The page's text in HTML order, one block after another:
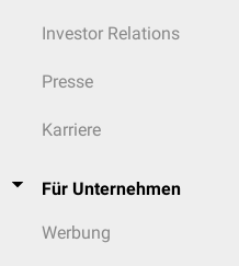
Investor Relations
Presse
Karriere
Für Unternehmen
Werbung